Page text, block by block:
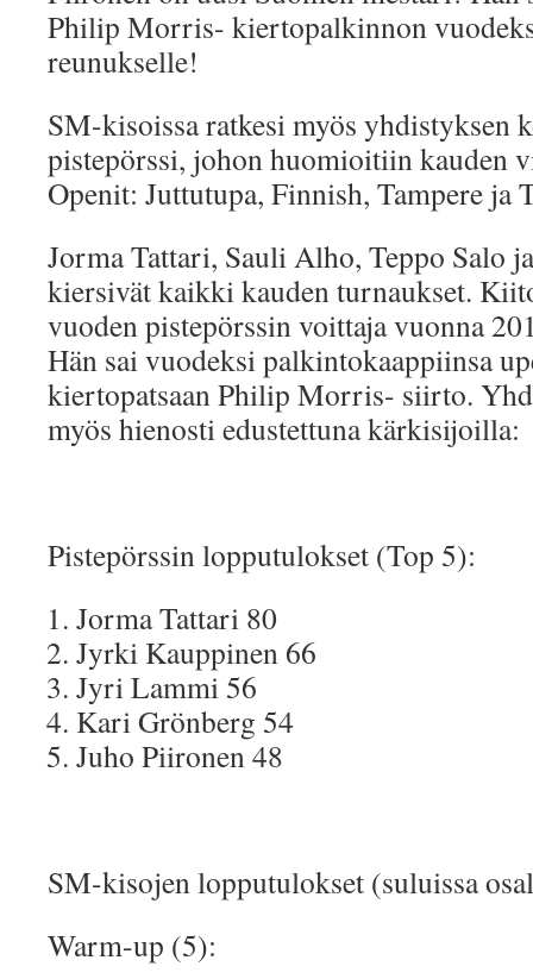
Philip Morris- kiertopalkinnon
reunukselle!
SM-kisoissa ratkesi myös yhdistyksen
pistepörssi, johon huomioitiin kauden
Openit: Juttutupa, Finnish, Tampere ja
Jorma Tattari, Sauli Alho, Teppo Salo
kiersivät kaikki kauden turnaukset.
vuoden pistepörssin voittaja vuonna
Hän sai vuodeksi palkintokaappiinsa
kiertopatsaan Philip Morris- siirto.
myös hienosti edustettuna kärkisijoilla:
Pistepörssin lopputulokset (Top 5):
Jorma Tattari 80
Jyrki Kauppinen 66
Jyri Lammi 56
Kari Grönberg 54
Juho Piironen 48
SM-kisojen lopputulokset (suluissa
Warm-up (5):